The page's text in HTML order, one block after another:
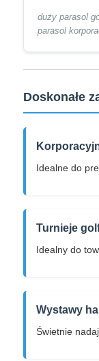
duży parasol
parasol
Doskonałe
Idealne do
Turnieje
Idealny do
Wystawy
Świetnie